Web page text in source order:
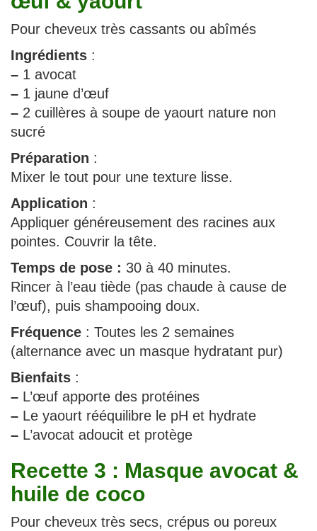
Pour cheveux très cassants ou abîmés
Ingrédients :
– 1 avocat
– 1 jaune d’œuf
– 2 cuillères à soupe de yaourt nature non
sucré
Préparation :
Mixer le tout pour une texture lisse.
Application :
Appliquer généreusement des racines aux
pointes. Couvrir la tête.
Temps de pose : 30 à 40 minutes.
Rincer à l’eau tiède (pas chaude à cause de
l’œuf), puis shampooing doux.
Fréquence : Toutes les 2 semaines
(alternance avec un masque hydratant pur)
Bienfaits :
– L’œuf apporte des protéines
– Le yaourt rééquilibre le pH et hydrate
– L’avocat adoucit et protège
Recette 3 : Masque avocat &
huile de coco
Pour cheveux très secs, crépus ou poreux